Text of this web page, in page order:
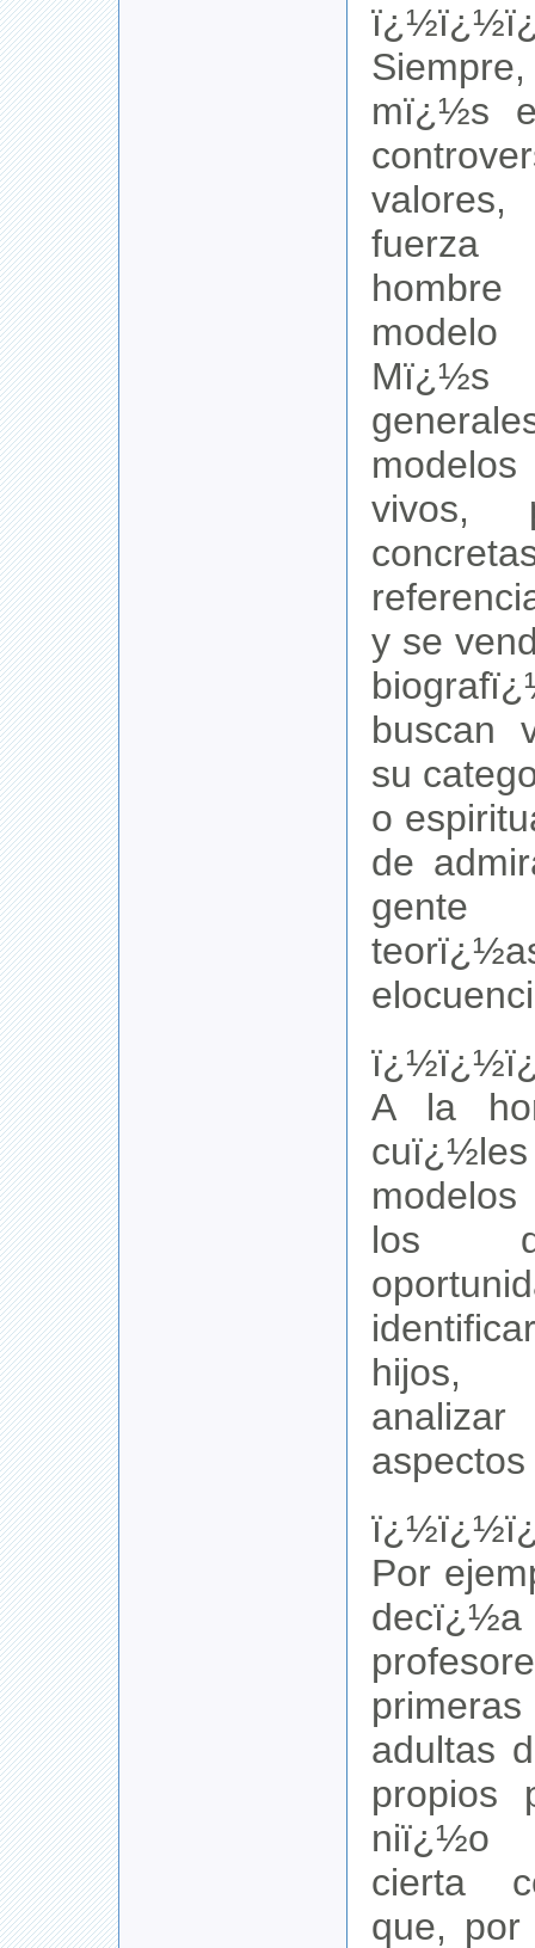
mï¿½s
fuerza
vivos,
y se
buscan
su
o
de
gente
A la
los
hijos,
Por
adultas
propios
niï¿½o
cierta
que, por